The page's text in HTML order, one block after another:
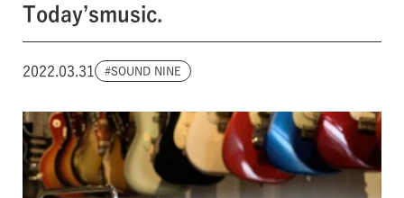
Today’smusic.
2022.03.31 SOUND NINE